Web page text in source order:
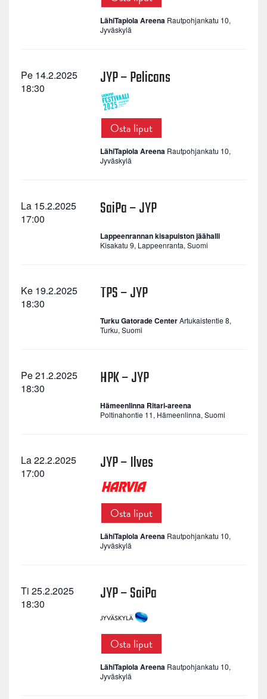
LähiTapiola Areena Rautpohjankatu 10,
Jyväskylä
Pe 14.2.2025
18:30
JYP – Pelicans
Osta liput
LähiTapiola Areena Rautpohjankatu 10,
Jyväskylä
La 15.2.2025
17:00
SaiPa – JYP
Lappeenrannan kisapuiston jäähalli
Kisakatu 9, Lappeenranta, Suomi
Ke 19.2.2025
18:30
TPS – JYP
Turku Gatorade CenterArtukaistentie 8,
Turku, Suomi
Pe 21.2.2025
18:30
HPK – JYP
Hämeenlinna Ritari-areena
Poltinahontie 11, Hämeenlinna, Suomi
La 22.2.2025
17:00
JYP – Ilves
Osta liput
LähiTapiola Areena Rautpohjankatu 10,
Jyväskylä
Ti 25.2.2025
18:30
JYP – SaiPa
Osta liput
LähiTapiola Areena Rautpohjankatu 10,
Jyväskylä